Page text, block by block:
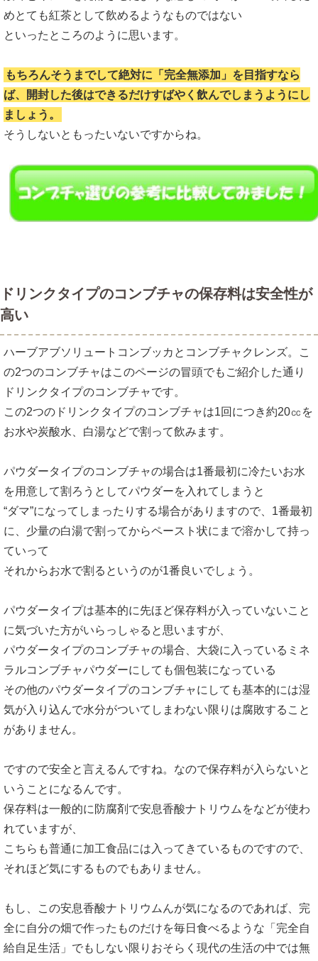
めとても紅茶として飲めるようなものではない
といったところのように思います。
もちろんそうまでして絶対に「完全無添加」を目指すなら
ば、開封した後はできるだけすばやく飲んでしまうようにし
ましょう。
そうしないともったいないですからね。
ドリンクタイプのコンブチャの保存料は安全性が
高い
ハーブアブソリュートコンブッカとコンブチャクレンズ。こ
の2つのコンブチャはこのページの冒頭でもご紹介した通り
ドリンクタイプのコンブチャです。
この2つのドリンクタイプのコンブチャは1回につき約20㏄を
お水や炭酸水、白湯などで割って飲みます。
パウダータイプのコンブチャの場合は1番最初に冷たいお水
を用意して割ろうとしてパウダーを入れてしまうと
“ダマ”になってしまったりする場合がありますので、1番最初
に、少量の白湯で割ってからペースト状にまで溶かして持っ
ていって
それからお水で割るというのが1番良いでしょう。
パウダータイプは基本的に先ほど保存料が入っていないこと
に気づいた方がいらっしゃると思いますが、
パウダータイプのコンブチャの場合、大袋に入っているミネ
ラルコンブチャパウダーにしても個包装になっている
その他のパウダータイプのコンブチャにしても基本的には湿
気が入り込んで水分がついてしまわない限りは腐敗すること
がありません。
ですので安全と言えるんですね。なので保存料が入らないと
いうことになるんです。
保存料は一般的に防腐剤で安息香酸ナトリウムをなどが使わ
れていますが、
こちらも普通に加工食品には入ってきているものですので、
それほど気にするものでもありません。
もし、この安息香酸ナトリウムんが気になるのであれば、完
全に自分の畑で作ったものだけを毎日食べるような「完全自
給自足生活」でもしない限りおそらく現代の生活の中では無